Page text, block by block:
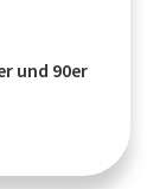
und 90er